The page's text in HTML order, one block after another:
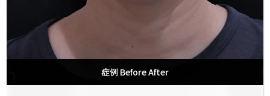
症例 Before After